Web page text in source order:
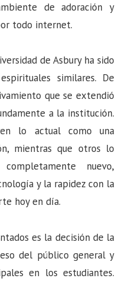
de adoración y
todo internet.
de Asbury ha sido
similares. De
que se extendió
a la institución.
lo actual como una
mientras que otros lo
nuevo,
y la rapidez con la
hoy en día.
es la decisión de la
del público general y
en los estudiantes.